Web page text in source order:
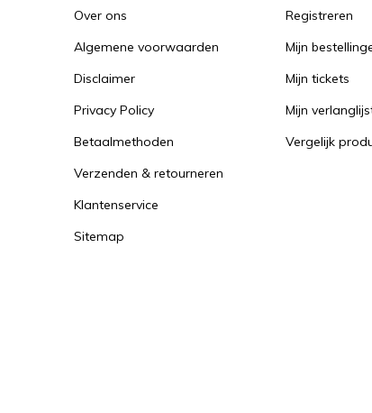
Over ons
Algemene voorwaarden
Disclaimer
Privacy Policy
Betaalmethoden
Verzenden & retourneren
Klantenservice
Sitemap
Registreren
Mijn
Mijn tickets
Mijn
Vergelijk